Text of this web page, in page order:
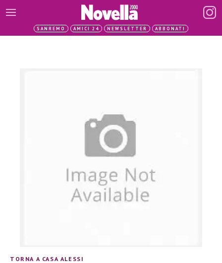
SANREMO AMICI 24 NEWSLETTER ABBONATI
TORNA A CASA ALESSI